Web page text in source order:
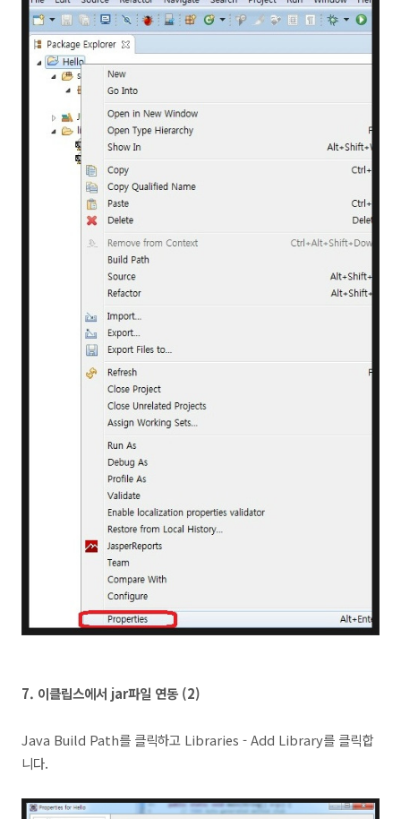
7. 이클립스에서 jar파일 연동 (2)
Java Build Path를 클릭하고 Libraries - Add Library를 클릭합
니다.